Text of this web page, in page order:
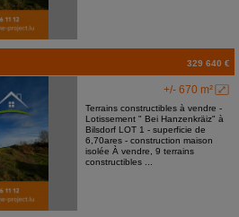
329 640 €
+/- 670 m²
Terrains constructibles à vendre -
Lotissement " Bei Hanzenkräiz" à
Bilsdorf LOT 1 - superficie de
6,70ares - construction maison
isolée À vendre, 9 terrains
constructibles ...